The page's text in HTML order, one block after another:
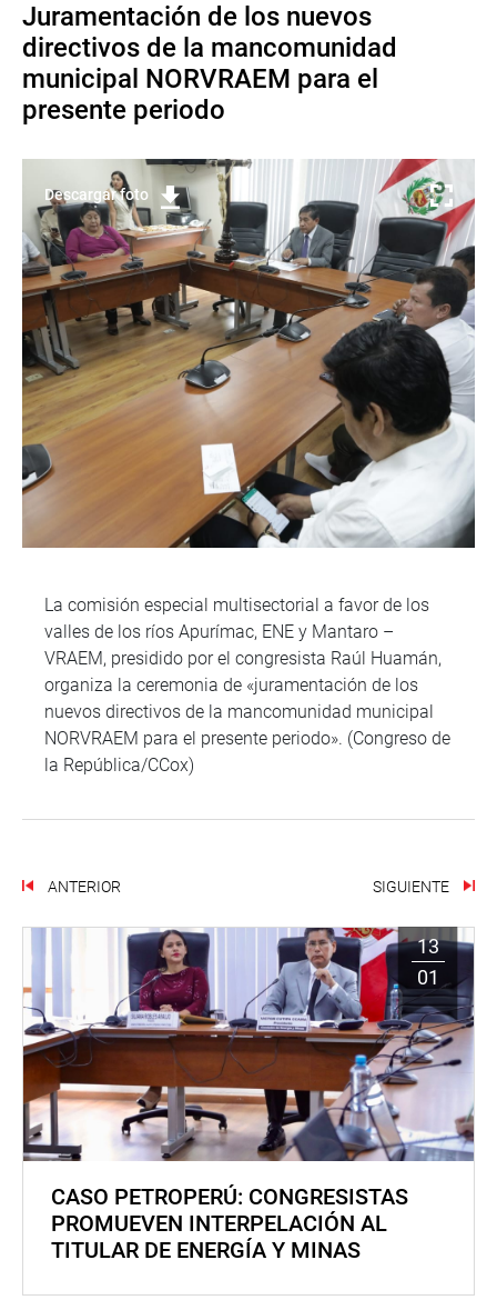
Juramentación de los nuevos
directivos de la mancomunidad
municipal NORVRAEM para el
presente periodo
Descargar foto
La comisión especial multisectorial a favor de los
valles de los ríos Apurímac, ENE y Mantaro –
VRAEM, presidido por el congresista Raúl Huamán,
organiza la ceremonia de «juramentación de los
nuevos directivos de la mancomunidad municipal
NORVRAEM para el presente periodo». (Congreso de
la República/CCox)
ANTERIOR SIGUIENTE
13
01
CASO PETROPERÚ: CONGRESISTAS
PROMUEVEN INTERPELACIÓN AL
TITULAR DE ENERGÍA Y MINAS